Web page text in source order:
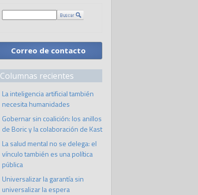
Correo de contacto
Columnas recientes
La inteligencia artificial también
necesita humanidades
Gobernar sin coalición: los anillos
de Boric y la colaboración de Kast
La salud mental no se delega: el
vínculo también es una política
pública
Universalizar la garantía sin
universalizar la espera